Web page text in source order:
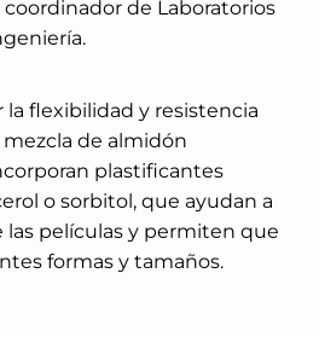
coordinador de Laboratorios
la flexibilidad y resistencia
mezcla de almidón
plastificantes
o sorbitol, que ayudan a
las películas y permiten que
formas y tamaños.